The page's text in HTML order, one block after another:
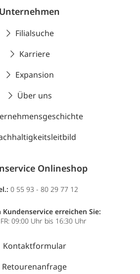
Unternehmen
Filialsuche
Karriere
Expansion
Über uns
Onlineshop
0 55 93 - 80 29 77 12
Kundenservice erreichen Sie:
09:00 Uhr bis 16:30 Uhr
Kontaktformular
Retourenanfrage